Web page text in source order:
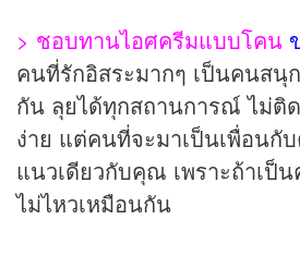
> ชอบทานไอศครีมแบบโคน
คนที่รักอิสระมากๆ เป็นคนสนุ
กัน ลุยได้ทุกสถานการณ์ ไม่ติ
ง่าย แต่คนที่จะมาเป็นเพื่อนกั
แนวเดียวกับคุณ เพราะถ้าเป็
ไม่ไหวเหมือนกัน